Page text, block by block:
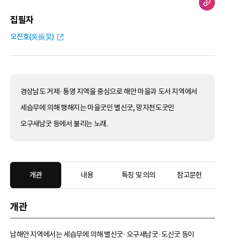
집필자
오진호(吳振昊)
경상남도 거제·통영 지역을 중심으로 해안 마을과 도서 지역에서
세습무에 의해 행해지는 마을굿인 별신굿, 망자천도굿인
오구새남굿 등에서 불리는 노래.
개관 내용 특징 및 의의 참고문헌
개관
남해안 지역에서는 세습무에 의해 별신굿·오구새남굿·도신굿 등이